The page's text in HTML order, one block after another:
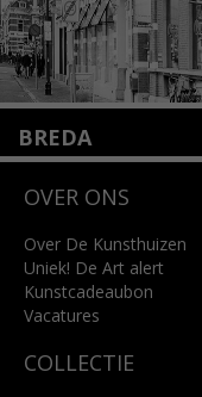
BREDA
4818 SB Breda
info@kunsthuisbreda.nl
Lees meer
OVER ONS
Over De Kunsthuizen
Uniek! De Art alert
Kunstcadeaubon
Vacatures
COLLECTIE